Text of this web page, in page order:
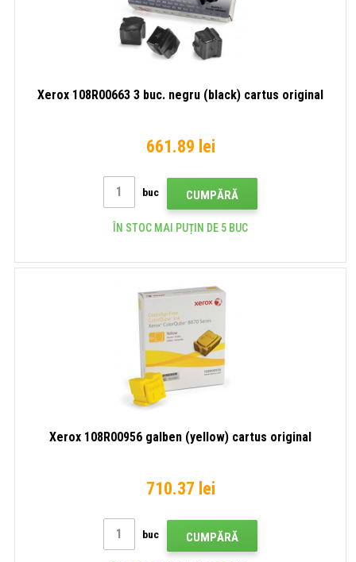
Xerox 108R00663 3 buc. negru (black) cartus original
661.89 lei
buc CUMPĂRĂ
ÎN STOC MAI PUȚIN DE 5 BUC
Xerox 108R00956 galben (yellow) cartus original
710.37 lei
buc CUMPĂRĂ